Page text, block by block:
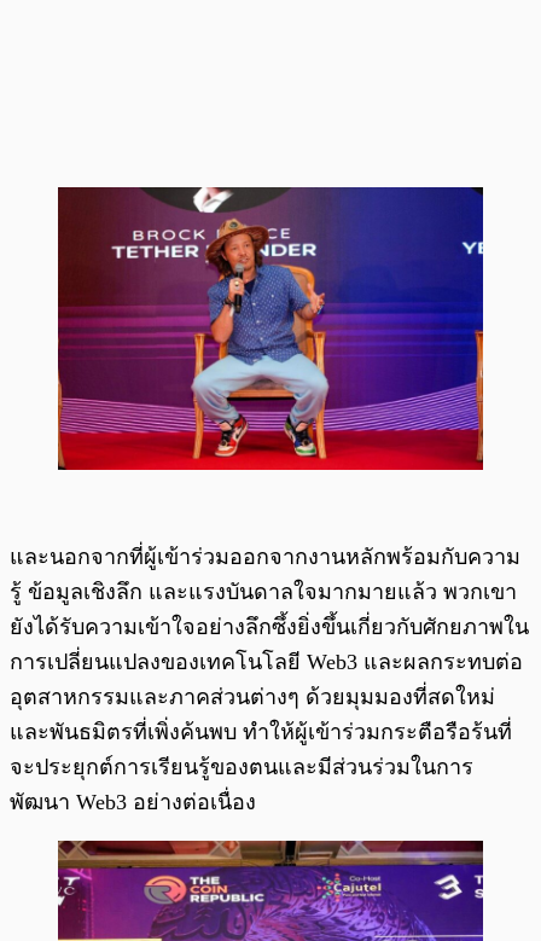
และนอกจากที่ผู้เข้าร่วมออกจากงานหลักพร้อมกับความ
รู้ ข้อมูลเชิงลึก และแรงบันดาลใจมากมายแล้ว พวกเขา
ยังได้รับความเข้าใจอย่างลึกซึ้งยิ่งขึ้นเกี่ยวกับศักยภาพใน
การเปลี่ยนแปลงของเทคโนโลยี Web3 และผลกระทบต่อ
อุตสาหกรรมและภาคส่วนต่างๆ ด้วยมุมมองที่สดใหม่
และพันธมิตรที่เพิ่งค้นพบ ทำให้ผู้เข้าร่วมกระตือรือร้นที่
จะประยุกต์การเรียนรู้ของตนและมีส่วนร่วมในการ
พัฒนา Web3 อย่างต่อเนื่อง